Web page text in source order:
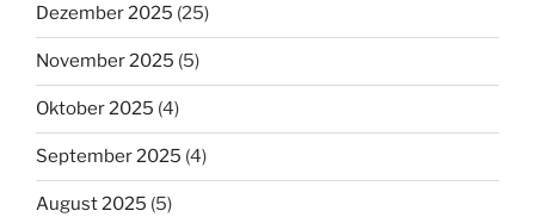
Dezember 2025 (25)
November 2025 (5)
Oktober 2025 (4)
September 2025 (4)
August 2025 (5)